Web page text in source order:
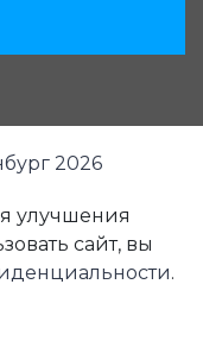
2026
улучшения
сайт, вы
.